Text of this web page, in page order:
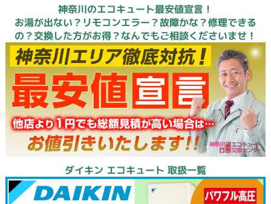
神奈川のエコキュート最安値宣言！
お湯が出ない？リモコンエラー？故障かな？修理できる
の？交換した方がお得？なんでもご相談くださいませ！
ダイキン エコキュート 取扱一覧